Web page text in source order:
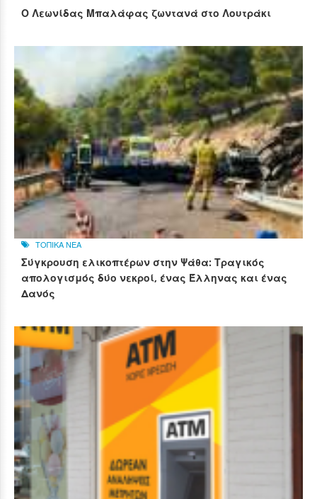
Ο Λεωνίδας Μπαλάφας ζωντανά στο Λουτράκι
ΤΟΠΙΚΑ ΝΕΑ
Σύγκρουση ελικοπτέρων στην Ψάθα: Τραγικός
απολογισμός δύο νεκροί, ένας Έλληνας και ένας
Δανός